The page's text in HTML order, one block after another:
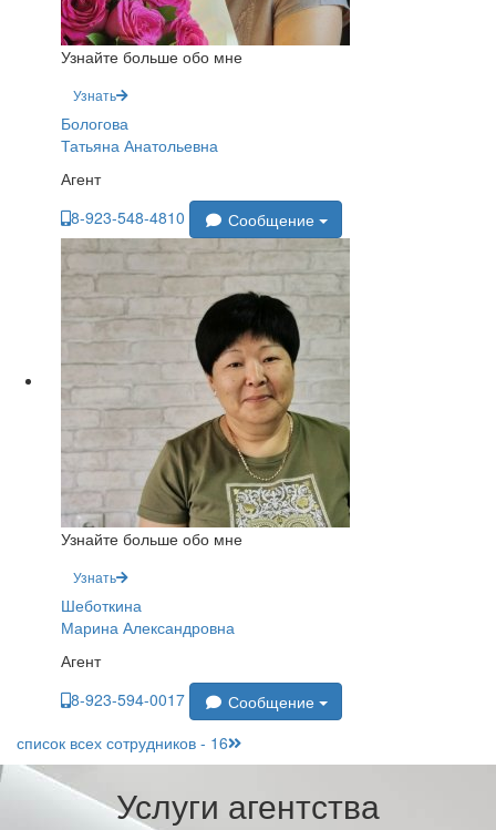
Узнайте больше обо мне
Узнать
Бологова
Татьяна Анатольевна
Агент
8-923-548-4810
Сообщение
Узнайте больше обо мне
Узнать
Шеботкина
Марина Александровна
Агент
8-923-594-0017
Сообщение
список всех сотрудников - 16
Услуги агентства